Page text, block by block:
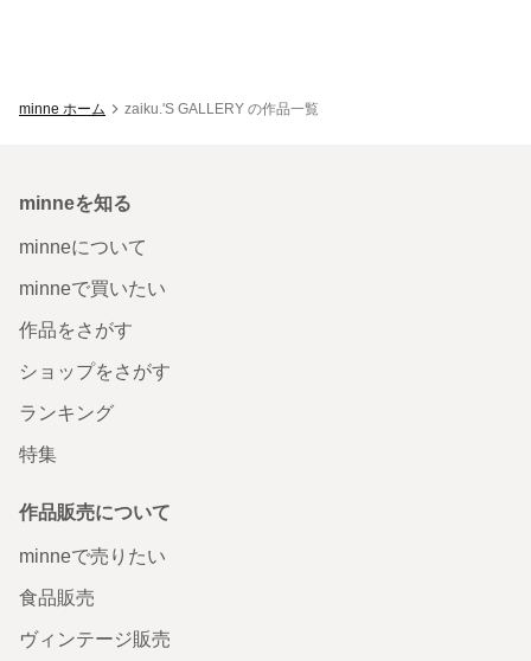
minne ホーム zaiku.'S GALLERY の作品一覧
minneを知る
minneについて
minneで買いたい
作品をさがす
ショップをさがす
ランキング
特集
作品販売について
minneで売りたい
食品販売
ヴィンテージ販売